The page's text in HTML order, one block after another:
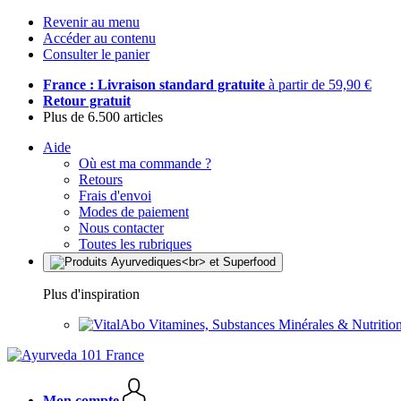
Revenir au menu
Accéder au contenu
Consulter le panier
France : Livraison standard gratuite à partir de 59,90 €
Retour gratuit
Plus de 6.500 articles
Aide
Où est ma commande ?
Retours
Frais d'envoi
Modes de paiement
Nous contacter
Toutes les rubriques
Plus d'inspiration
Vitamines, Substances Minérales &